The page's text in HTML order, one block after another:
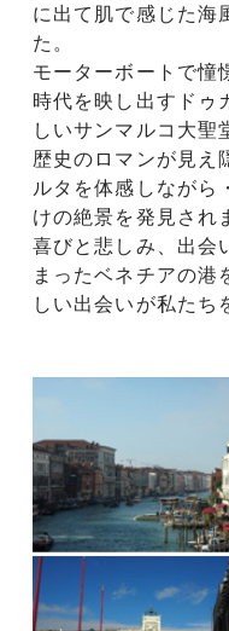
に出て肌で感じた海
た。
モーターボートで憧
時代を映し出すドゥ
しいサンマルコ大聖
歴史のロマンが見え
ルタを体感しながら
けの絶景を発見され
喜びと悲しみ、出会
まったベネチアの港
しい出会いが私たち